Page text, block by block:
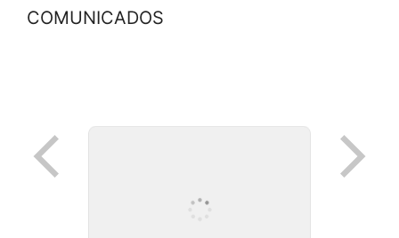
COMUNICADOS